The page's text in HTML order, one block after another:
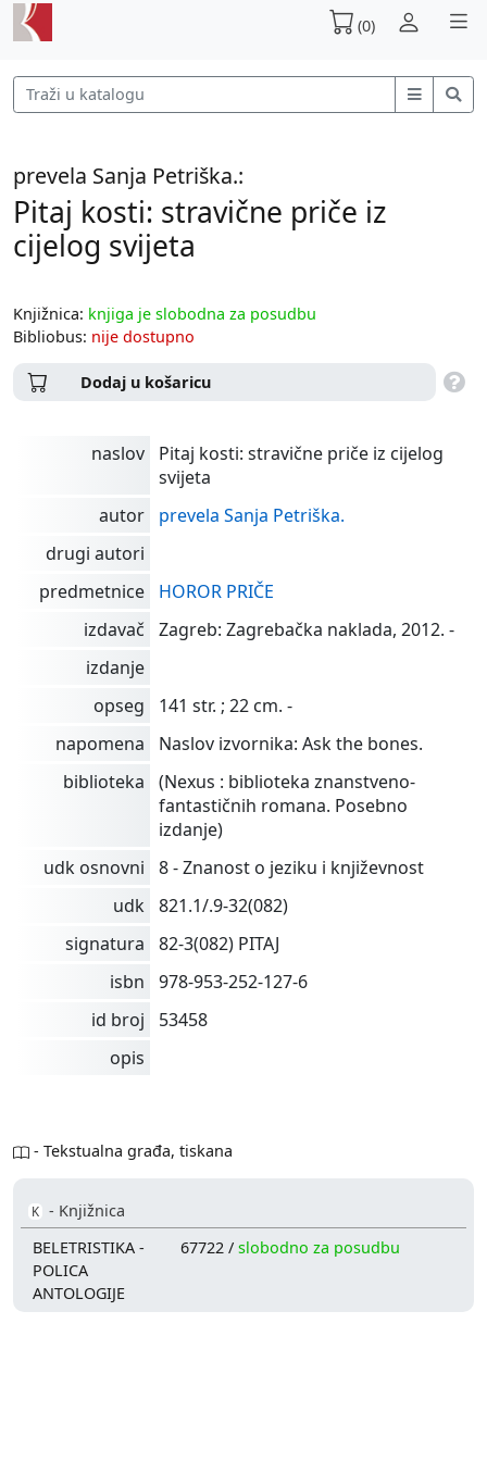
(0)
prevela Sanja Petriška.:
Pitaj kosti: stravične priče iz
cijelog svijeta
Knjižnica: knjiga je slobodna za posudbu
Bibliobus: nije dostupno
Dodaj u košaricu
naslov
Pitaj kosti: stravične priče iz cijelog
svijeta
autor
prevela Sanja Petriška.
drugi autori
predmetnice
HOROR PRIČE
izdavač
Zagreb: Zagrebačka naklada, 2012. -
izdanje
opseg
141 str. ; 22 cm. -
napomena
Naslov izvornika: Ask the bones.
biblioteka
(Nexus : biblioteka znanstveno-
fantastičnih romana. Posebno
izdanje)
udk osnovni
8 - Znanost o jeziku i književnost
udk 821.1/.9-32(082)
signatura
82-3(082) PITAJ
isbn
978-953-252-127-6
id broj
53458
opis
- Tekstualna građa, tiskana
K - Knjižnica
BELETRISTIKA -
POLICA
ANTOLOGIJE
67722 /slobodno za posudbu